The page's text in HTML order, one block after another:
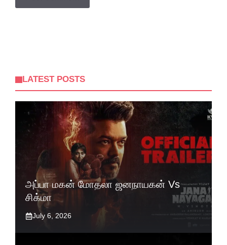
LATEST POSTS
அப்பா மகன் மோதலா ஜனநாயகன் Vs
சிக்மா
July 6, 2026